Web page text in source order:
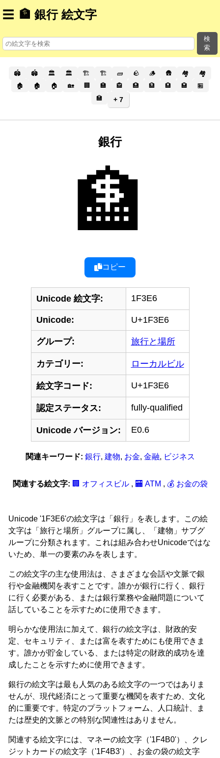
☰ 🏦 銀行 絵文字
検
索
🏟️ 🏟 🏛️ 🏛 🏗️ 🏗 🧱 🪨 🪵 🛖 🏘️
🏘
🏚️
🏚 🏠 🏡 🏢 🏣 🏤 🏥 🏦 🏨 🏩
🏪
🏫
+ 7
銀行
🏦
コピー
Unicode 絵文字: 1F3E6
Unicode: U+1F3E6
グループ: 旅行と場所
カテゴリー: ローカルビル
絵文字コード: U+1F3E6
認定ステータス: fully-qualified
Unicode バージョン: E0.6
関連キーワード: 銀行, 建物, お金, 金融, ビジネス
関連する絵文字: 🏢 オフィスビル , 🏧 ATM , 💰 お金の袋
Unicode '1F3E6'の絵文字は「銀行」を表します。この絵
文字は「旅行と場所」グループに属し、「建物」サブグ
ループに分類されます。これは組み合わせUnicodeではな
いため、単一の要素のみを表します。
この絵文字の主な使用法は、さまざまな会話や文脈で銀
行や金融機関を表すことです。誰かが銀行に行く、銀行
に行く必要がある、または銀行業務や金融問題について
話していることを示すために使用できます。
明らかな使用法に加えて、銀行の絵文字は、財政的安
定、セキュリティ、または富を表すためにも使用できま
す。誰かが貯金している、または特定の財政的成功を達
成したことを示すために使用できます。
銀行の絵文字は最も人気のある絵文字の一つではありま
せんが、現代経済にとって重要な機関を表すため、文化
的に重要です。特定のプラットフォーム、人口統計、ま
たは歴史的文脈との特別な関連性はありません。
関連する絵文字には、マネーの絵文字（'1F4B0'）、クレ
ジットカードの絵文字（'1F4B3'）、お金の袋の絵文字